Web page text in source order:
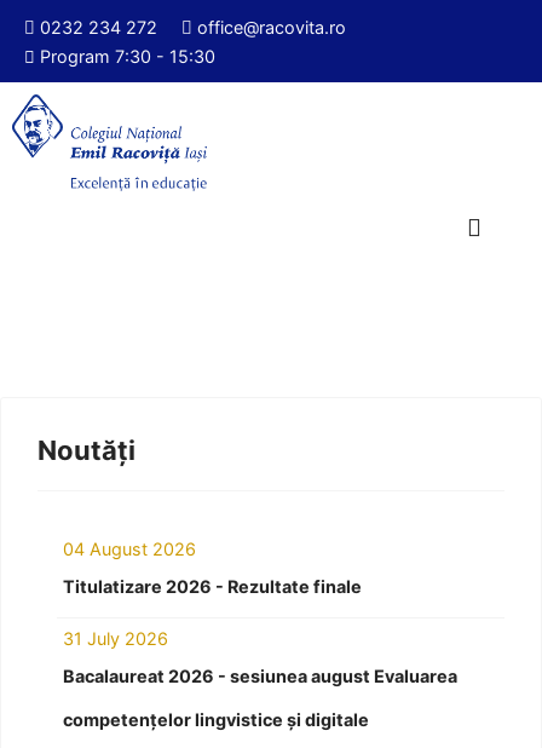
0232 234 272
office@racovita.ro
Program 7:30 - 15:30
Noutăți
04 August 2026
Titulatizare 2026 - Rezultate finale
31 July 2026
Bacalaureat 2026 - sesiunea august Evaluarea
competențelor lingvistice și digitale